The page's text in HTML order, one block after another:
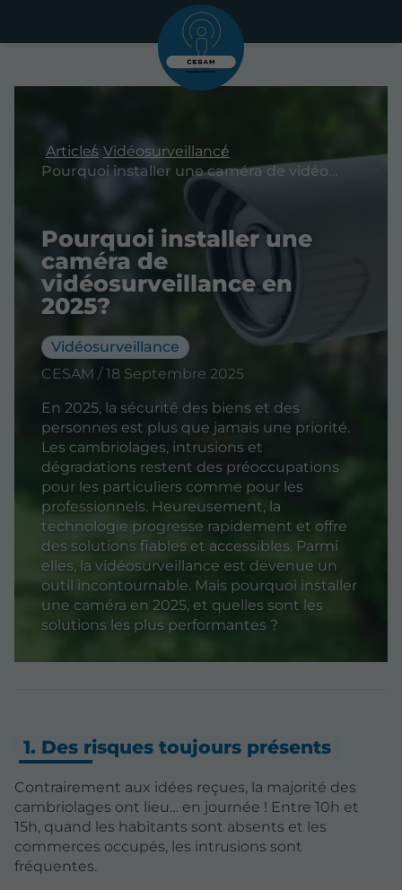
Articles Vidéosurveillance
Pourquoi installer une caméra de vidéosurveillance en 2025?
Pourquoi installer une
caméra de
vidéosurveillance en
2025?
Vidéosurveillance
CESAM / 18 Septembre 2025
En 2025, la sécurité des biens et des
personnes est plus que jamais une priorité.
Les cambriolages, intrusions et
dégradations restent des préoccupations
pour les particuliers comme pour les
professionnels. Heureusement, la
technologie progresse rapidement et offre
des solutions fiables et accessibles. Parmi
elles, la vidéosurveillance est devenue un
outil incontournable. Mais pourquoi installer
une caméra en 2025, et quelles sont les
solutions les plus performantes ?
1. Des risques toujours présents
Contrairement aux idées reçues, la majorité des
cambriolages ont lieu… en journée ! Entre 10h et
15h, quand les habitants sont absents et les
commerces occupés, les intrusions sont
fréquentes.